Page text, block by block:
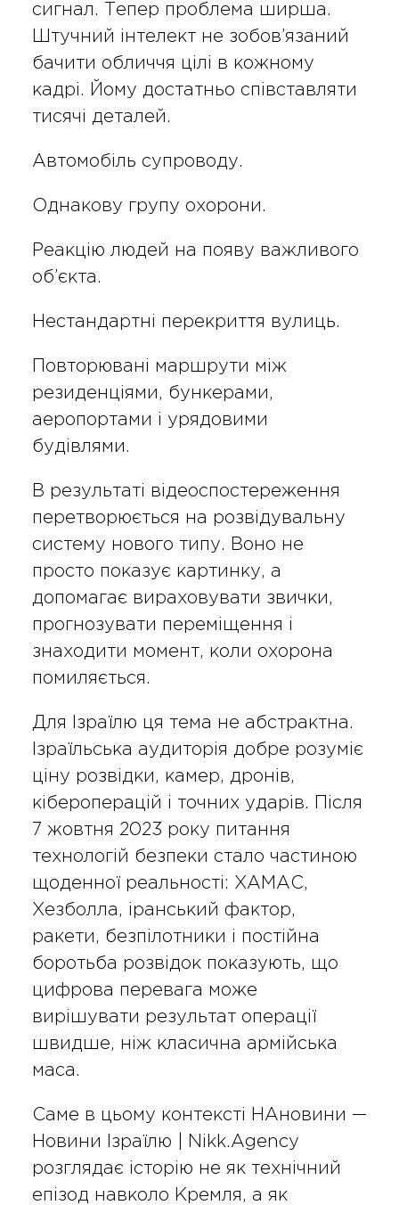
сигнал. Тепер проблема ширша.
Штучний інтелект не зобов’язаний
бачити обличчя цілі в кожному
кадрі. Йому достатньо співставляти
тисячі деталей.
Автомобіль супроводу.
Однакову групу охорони.
Реакцію людей на появу важливого
об’єкта.
Нестандартні перекриття вулиць.
Повторювані маршрути між
резиденціями, бункерами,
аеропортами і урядовими
будівлями.
В результаті відеоспостереження
перетворюється на розвідувальну
систему нового типу. Воно не
просто показує картинку, а
допомагає вираховувати звички,
прогнозувати переміщення і
знаходити момент, коли охорона
помиляється.
Для Ізраїлю ця тема не абстрактна.
Ізраїльська аудиторія добре розуміє
ціну розвідки, камер, дронів,
кібероперацій і точних ударів. Після
7 жовтня 2023 року питання
технологій безпеки стало частиною
щоденної реальності: ХАМАС,
Хезболла, іранський фактор,
ракети, безпілотники і постійна
боротьба розвідок показують, що
цифрова перевага може
вирішувати результат операції
швидше, ніж класична армійська
маса.
Саме в цьому контексті НАновини —
Новини Ізраїлю | Nikk.Agency
розглядає історію не як технічний
епізод навколо Кремля, а як